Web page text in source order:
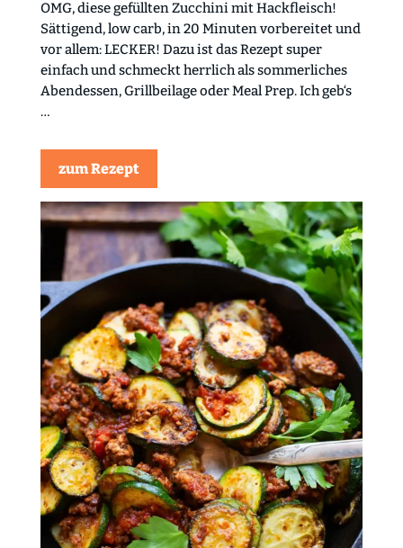
OMG, diese gefüllten Zucchini mit Hackfleisch!
Sättigend, low carb, in 20 Minuten vorbereitet und
vor allem: LECKER! Dazu ist das Rezept super
einfach und schmeckt herrlich als sommerliches
Abendessen, Grillbeilage oder Meal Prep. Ich geb‘s
…
zum Rezept